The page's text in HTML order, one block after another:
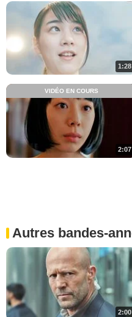
1:28
2:07
VIDÉO EN COURS
Autres bandes-
2:00